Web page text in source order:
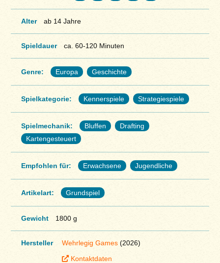
Alter ab 14 Jahre
Spieldauer ca. 60-120 Minuten
Genre: Europa Geschichte
Spielkategorie: Kennerspiele Strategiespiele
Spielmechanik: Bluffen
Drafting
Kartengesteuert
Empfohlen für: Erwachsene Jugendliche
Artikelart: Grundspiel
Gewicht 1800 g
Hersteller Wehrlegig Games(2026)
Kontaktdaten